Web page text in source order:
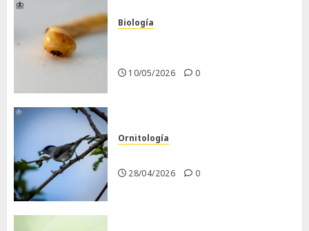
Biología
10/05/2026 0
Ornitología
28/04/2026 0